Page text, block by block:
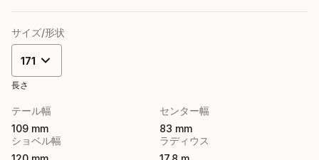
サイズ/形状
171
長さ
テール幅
109 mm
センター幅
83 mm
ショベル幅
ラディウス